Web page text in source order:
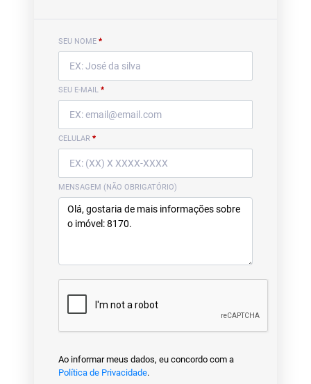
SEU NOME *
SEU E-MAIL *
CELULAR *
MENSAGEM (NÃO OBRIGATÓRIO)
Ao informar meus dados, eu concordo com a
Política de Privacidade.